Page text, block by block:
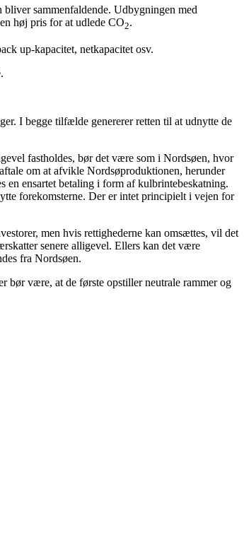
sammenfaldende. Udbygningen med
høj pris for at udlede CO2.
up-kapacitet, netkapacitet osv.
I begge tilfælde genererer retten til at udnytte de
fastholdes, bør det være som i Nordsøen, hvor
om at afvikle Nordsøproduktionen, herunder
en ensartet betaling i form af kulbrintebeskatning.
forekomsterne. Der er intet principielt i vejen for
men hvis rettighederne kan omsættes, vil det
senere alligevel. Ellers kan det være
fra Nordsøen.
bør være, at de første opstiller neutrale rammer og